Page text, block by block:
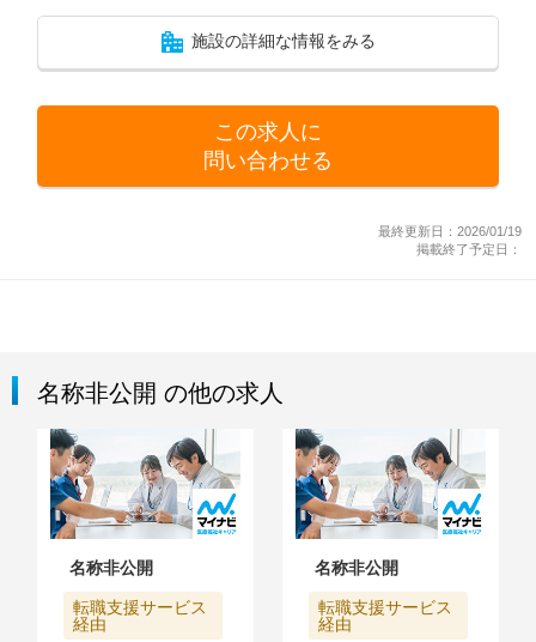
施設の詳細な情報をみる
この求人に
問い合わせる
最終更新日：2026/01/19
掲載終了予定日：
名称非公開 の他の求人
名称非公開
転職支援サービス
経由
名称非公開
転職支援サービス
経由